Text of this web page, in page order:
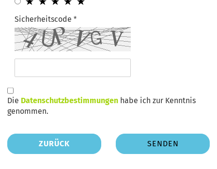
Sicherheitscode
Die Datenschutzbestimmungen habe ich zur Kenntnis
genommen.
ZURÜCK SENDEN